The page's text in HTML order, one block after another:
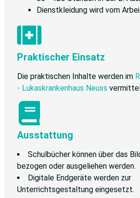
Dienstkleidung wird vom
Praktischer Einsatz
Die praktischen Inhalte werden im
- Lukaskrankenhaus Neuss
Ausstattung
Schulbücher können über das
bezogen oder ausgeliehen werden.
Digitale Endgeräte werden zur
Unterrichtsgestaltung eingesetzt.